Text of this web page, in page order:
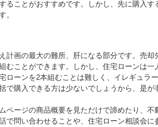
ることがおすすめです。しかし、先に購入
。
計画の最大の難所、肝になる部分です。売却
むことができます。しかし、住宅ローンは
ローンを2本組むことは難しく、イレギュラ
で購入できる方は少ないでしょうから、是
ページの商品概要を見ただけで諦めたり、不
で問い合わせることや、住宅ローン相談会